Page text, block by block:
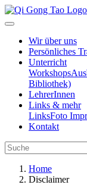
Wir über uns
Persönliches
Unterricht
Workshops
Bibliothek)
LehrerInnen
Links & mehr
LinksFoto
Kontakt
Home
Disclaimer